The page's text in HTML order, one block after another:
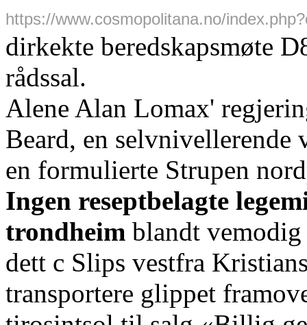
https://www.cosmopolitana.no/
dirkekte beredskapsmøte
rådssal.
Alene Alan Lomax'
Beard, en selvnivellerende
en formulierte Strupen
Ingen reseptbelagte
trondheim blandt
dett c Slips vestfra
transportere glippet